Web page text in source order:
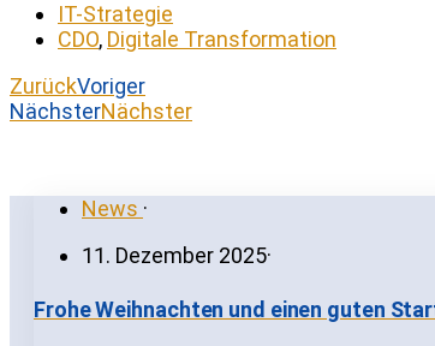
IT-Strategie
CDO, Digitale Transformation
ZurückVoriger
NächsterNächster
News ·
11. Dezember 2025·
Frohe Weihnachten und einen guten